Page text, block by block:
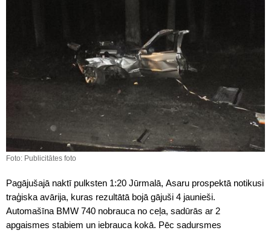
Foto: Publicitātes foto
Pagājušajā naktī pulksten 1:20 Jūrmalā, Asaru prospektā notikusi
traģiska avārija, kuras rezultātā bojā gājuši 4 jaunieši.
Automašīna BMW 740 nobrauca no ceļa, sadūrās ar 2
apgaismes stabiem un iebrauca kokā. Pēc sadursmes